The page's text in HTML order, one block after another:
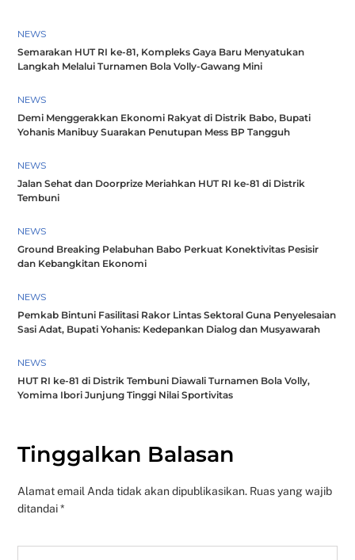
NEWS
Semarakan HUT RI ke-81, Kompleks Gaya Baru Menyatukan
Langkah Melalui Turnamen Bola Volly-Gawang Mini
NEWS
Demi Menggerakkan Ekonomi Rakyat di Distrik Babo, Bupati
Yohanis Manibuy Suarakan Penutupan Mess BP Tangguh
NEWS
Jalan Sehat dan Doorprize Meriahkan HUT RI ke-81 di Distrik
Tembuni
NEWS
Ground Breaking Pelabuhan Babo Perkuat Konektivitas Pesisir
dan Kebangkitan Ekonomi
NEWS
Pemkab Bintuni Fasilitasi Rakor Lintas Sektoral Guna Penyelesaian
Sasi Adat, Bupati Yohanis: Kedepankan Dialog dan Musyawarah
NEWS
HUT RI ke-81 di Distrik Tembuni Diawali Turnamen Bola Volly,
Yomima Ibori Junjung Tinggi Nilai Sportivitas
Tinggalkan Balasan
Alamat email Anda tidak akan dipublikasikan. Ruas yang wajib
ditandai*